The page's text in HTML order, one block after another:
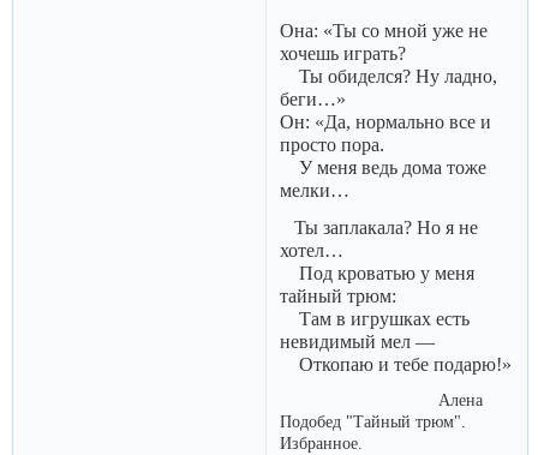
Она: «Ты со мной уже не
хочешь играть?
Ты обиделся? Ну ладно,
беги…»
Он: «Да, нормально все и
просто пора.
У меня ведь дома тоже
мелки…
Ты заплакала? Но я не
хотел…
Под кроватью у меня
тайный трюм:
Там в игрушках есть
невидимый мел —
Откопаю и тебе подарю!»
Алена
Подобед "Тайный трюм".
Избранное.